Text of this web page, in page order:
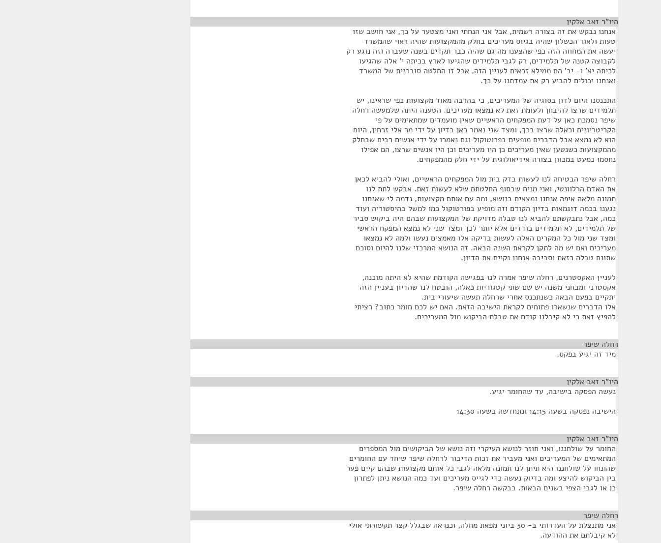
היו"ר זאב אלקין
אנחנו נבקש את זה בצורה רשמית, אבל אני הנחתי ואני מצטער על כך, אני חושב שזו
טעות ולאור הכשלון שהיה בגיוס מעריכים בחלק מהמקצועות שהיה ראוי שהמשרד
יעשה את המחווה הזה כפי שהצענו מה גם שהיה כבר תקדים בשנה שעברה וזה נוגע רק
לקבוצה קטנה של תלמידים, רק לגבי תלמידים שהגיעו לארץ בכיתה י' אלה שהגיעו
לכיתה יא' ו- יב' הם ממילא זכאים לעניין הזה, אבל זו החלטה סוברנית של המשרד
ואנחנו יכולים להביע רק את עמדתנו על כך.
התכנסנו היום לדון בסוגיה של המעריכים, כי בהרבה מאוד מקצועות כפי שראינו, יש
תלמידים שרצו להיבחן ולעומת זאת לא נמצאו מעריכים. הטענה היתה שלמעשה רחלה
שיפר נסמכת כאן על דעת המפקחים הראשיים שאין מועמדים שמתאימים על פי
הקריטריונים וכאלה שרצו בכך, ומצד שני נאמר כאן בדיון על ידי מר אלי זרחין, היום
הוא לא נמצא אבל הדברים מופעים בפרוטוקול וגם נאמרו על ידי אנשים רבים שבחלק
מהמקצועות כשנטען שאין מעריכים כן היו מעריכים וכן היו אנשים שרצו, הם אפילו
נחסמו כמעט במכוון בצורה אידיאולוגית על ידי חלק מהמפקחים.
רחלה שיפר הבטיחה לנו לעשות בדק בית מול המפקחים הראשיים, ואולי להביא לכאן
את האדם הרלוונטי, ואני מניח שבסוף החלטתם שלא לעשות זאת. אבקש לתת לנו
תמונה מלאה איפה אנחנו נמצאים בנושא, ומה עם אותם מקצועות, נדמה לי שאנחנו
נגענו בכמה דוגמאות בדיון הקודם וזה מופיע בפורטוקול כמו למשל בהיסטוריה ועוד
כמה, אבל נתבקשתם להביא לנו טבלה מדויקת של המקצועות שבהם היה ביקוש סביר
של תלמידים, לא תלמידים בודדים אלא יותר לכך ומצד שני לא נמצא המפקח הראשי
ומצד שני מול כל המקרים האלה לעשות בדיקה אלו מאמצים נעשו ולמה לא נמצאו
מעריכים ואם יש מה לתקן לקראת השנה הבאה. זה הנושא המרכזי שלנו להיום וסוכם
שתונח טבלה כזאת וסביבה אנחנו נקיים את הדיון.
לעניין האקסטרנים, רחלה שיפר אמרה לנו בפגישה הקודמת שהיא לא היתה מוכנה,
אקסטרני ומבחני משנה יש שם שתי קטגוריות כאלה, הובטח לנו שהדיון בעניין הזה
יתקיים בפעם הבאה כשנתכנס אחרי שרחלה תעשה שיעורי בית.
אלו הדברים שנשארו פתוחים לקראת הישיבה הזאת. האם יש לכם חומר כתוב? רציתי
להפיץ זאת כי לא קיבלנו קודם את טבלת הביקוש מול המעריכים.
רחלה שיפר
מיד זה יגיע בפקס.
היו"ר זאב אלקין
נעשה הפסקה בישיבה, עד שהחומר יגיע.
הישיבה נפסקה בשעה 14:15 ונתחדשה בשעה 14:30
היו"ר זאב אלקין
החומר על שולחננו, ואני חוזר לנושא העיקרי וזה נושא של הביקושים מול המספרים
המתאימים של המעריכים ואני מעביר את זכות הדיבור לרחלה שיפר שיחד עם החומרים
שהונחו על שולחננו היא תיתן לנו תמונה מלאה לגבי כל אותם מקצועות שבהם קיים פער
בין הביקוש להיצע ומה בדיוק נעשה כדי לגייס מעריכים ועד כמה הנושא ניתן לפתרון
כן או לגבי הצפי בשנים הבאות. בבקשה רחלה שיפר.
רחלה שיפר
אני מתנצלת על העדרותי ב- 30 ביוני מפאת מחלה, וכנראה שבגלל קצר תקשורתי אולי
לא קיבלתם את ההודעה.